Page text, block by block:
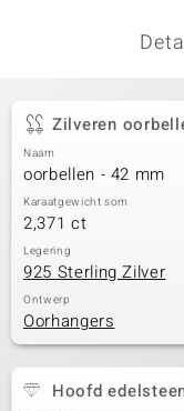
Zilveren
Naam
oorbellen - 42 mm
Karaatgewicht som
2,371 ct
Legering
925 Sterling Zilver
Ontwerp
Oorhangers
Hoofd